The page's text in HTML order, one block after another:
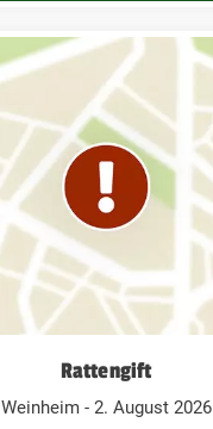
Rattengift
Weinheim - 2. August 2026